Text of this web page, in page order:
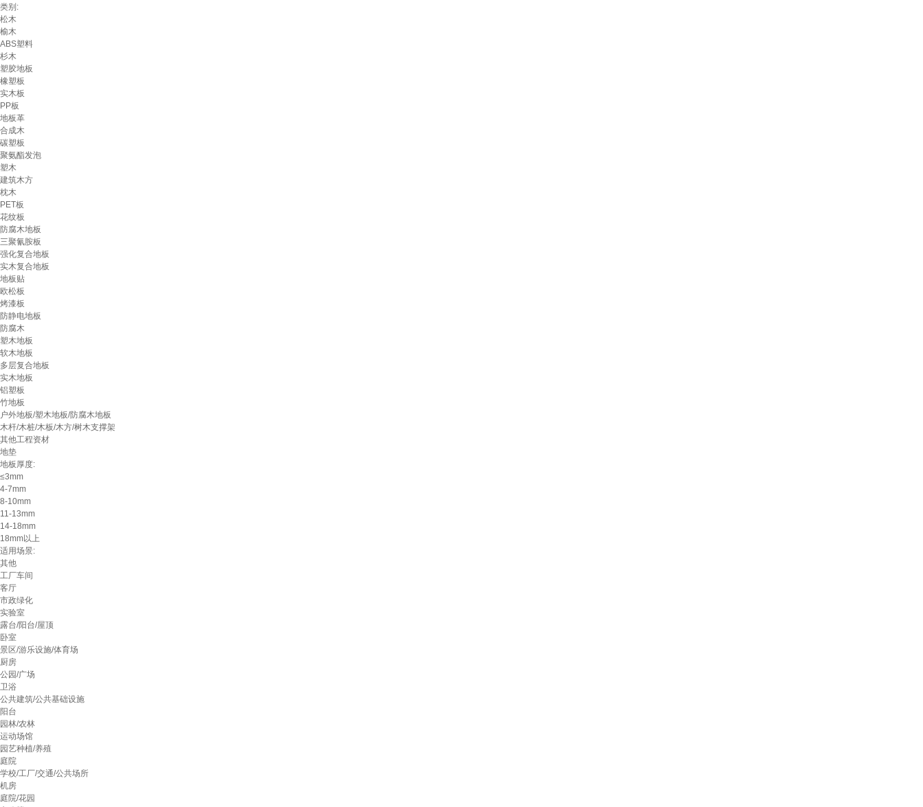
类别:
松木
榆木
ABS塑料
杉木
塑胶地板
橡塑板
实木板
PP板
地板革
合成木
碳塑板
聚氨酯发泡
塑木
建筑木方
枕木
PET板
花纹板
防腐木地板
三聚氰胺板
强化复合地板
实木复合地板
地板贴
欧松板
烤漆板
防静电地板
防腐木
塑木地板
软木地板
多层复合地板
实木地板
铝塑板
竹地板
户外地板/塑木地板/防腐木地板
木杆/木桩/木板/木方/树木支撑架
其他工程资材
地垫
地板厚度:
≤3mm
4-7mm
8-10mm
11-13mm
14-18mm
18mm以上
适用场景:
其他
工厂车间
客厅
市政绿化
实验室
露台/阳台/屋顶
卧室
景区/游乐设施/体育场
厨房
公园/广场
卫浴
公共建筑/公共基础设施
阳台
园林/农林
运动场馆
园艺种植/养殖
庭院
学校/工厂/交通/公共场所
机房
庭院/花园